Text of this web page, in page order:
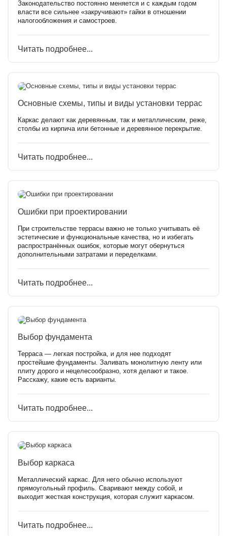
Законодательство постоянно меняется и с каждым годом
власти все сильнее «закручивают» гайки в отношении
налогообложения и самостроев.
Читать подробнее...
Основные схемы, типы и виды установки террас
Каркас делают как деревянным, так и металлическим, реже,
столбы из кирпича или бетонные и деревянное перекрытие.
Читать подробнее...
Ошибки при проектировании
При строительстве террасы важно не только учитывать её
эстетические и функциональные качества, но и избегать
распространённых ошибок, которые могут обернуться
дополнительными затратами и переделками.
Читать подробнее...
Выбор фундамента
Терраса — легкая постройка, и для нее подходят
простейшие фундаменты. Заливать монолитную ленту или
плиту дорого и нецелесообразно, хотя делают и такое.
Расскажу, какие есть варианты.
Читать подробнее...
Выбор каркаса
Металлический каркас. Для него обычно используют
прямоугольный профиль. Сваривают между собой, и
выходит жесткая конструкция, которая служит каркасом.
Читать подробнее...